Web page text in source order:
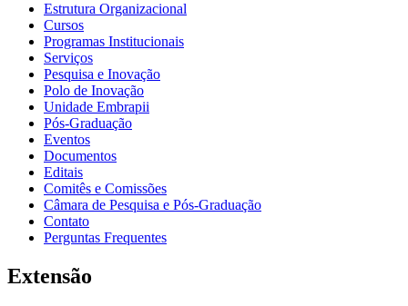
Estrutura Organizacional
Cursos
Programas Institucionais
Serviços
Pesquisa e Inovação
Polo de Inovação
Unidade Embrapii
Pós-Graduação
Eventos
Documentos
Editais
Comitês e Comissões
Câmara de Pesquisa e Pós-Graduação
Contato
Perguntas Frequentes
Extensão